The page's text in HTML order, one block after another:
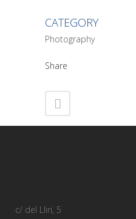
CATEGORY
Photography
Share
c/ del Lliri, 5